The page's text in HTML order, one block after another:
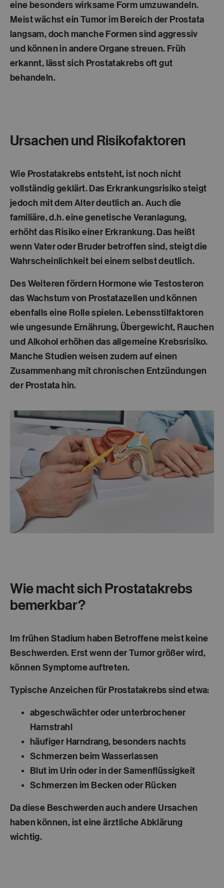
eine besonders wirksame Form umzuwandeln.
Meist wächst ein Tumor im Bereich der Prostata
langsam, doch manche Formen sind aggressiv
und können in andere Organe streuen. Früh
erkannt, lässt sich Prostatakrebs oft gut
behandeln.
Ursachen und Risikofaktoren
Wie Prostatakrebs entsteht, ist noch nicht
vollständig geklärt. Das Erkrankungsrisiko steigt
jedoch mit dem Alter deutlich an. Auch die
familiäre, d.h. eine genetische Veranlagung,
erhöht das Risiko einer Erkrankung. Das heißt
wenn Vater oder Bruder betroffen sind, steigt die
Wahrscheinlichkeit bei einem selbst deutlich.
Des Weiteren fördern Hormone wie Testosteron
das Wachstum von Prostatazellen und können
ebenfalls eine Rolle spielen. Lebensstilfaktoren
wie ungesunde Ernährung, Übergewicht, Rauchen
und Alkohol erhöhen das allgemeine Krebsrisiko.
Manche Studien weisen zudem auf einen
Zusammenhang mit chronischen Entzündungen
der Prostata hin.
Wie macht sich Prostatakrebs
bemerkbar?
Im frühen Stadium haben Betroffene meist keine
Beschwerden. Erst wenn der Tumor größer wird,
können Symptome auftreten.
Typische Anzeichen für Prostatakrebs sind etwa:
abgeschwächter oder unterbrochener
Harnstrahl
häufiger Harndrang, besonders nachts
Schmerzen beim Wasserlassen
Blut im Urin oder in der Samenflüssigkeit
Schmerzen im Becken oder Rücken
Da diese Beschwerden auch andere Ursachen
haben können, ist eine ärztliche Abklärung
wichtig.